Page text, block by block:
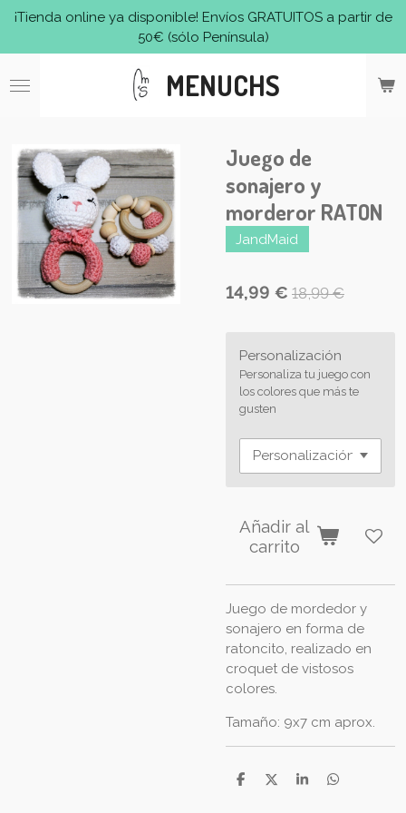
Ir
contenido
principal
MENUCHS
¡Tienda online ya disponible! Envíos GRATUITOS a partir de
50€ (sólo Península)
Juego de
sonajero y
morderor RATON
JandMaid
14,99 € 18,99 €
Personalización
Personaliza tu juego con
los colores que más te
gusten
Añadir al
carrito
Juego de mordedor y
sonajero en forma de
ratoncito, realizado en
croquet de vistosos
colores.
Tamaño: 9x7 cm aprox.
C
C
C
C